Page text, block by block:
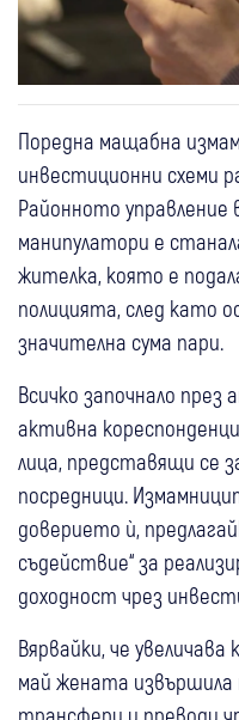
Поредна мащабна
инвестиционни схеми
Районното
манипулатори е
жителка, която е
полицията, след като
значителна сума пари.
Всичко започнало през
активна
лица, представящи се
посредници.
доверието ѝ,
съдействие“ за
доходност чрез
Вярвайки, че
май жената извършила
трансфери и преводи